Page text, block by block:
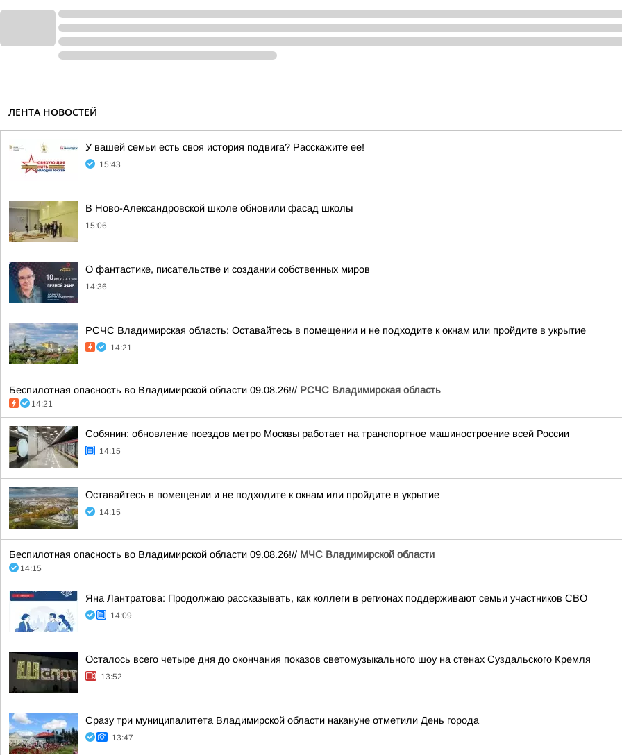
ЛЕНТА НОВОСТЕЙ
У вашей семьи есть своя история подвига? Расскажите ее!
15:43
В Ново-Александровской школе обновили фасад школы
15:06
О фантастике, писательстве и создании собственных миров
14:36
РСЧС Владимирская область: Оставайтесь в помещении и не подходите к окнам или пройдите в укрытие
14:21
Беспилотная опасность во Владимирской области 09.08.26!// РСЧС Владимирская область
14:21
Собянин: обновление поездов метро Москвы работает на транспортное машиностроение всей России
14:15
Оставайтесь в помещении и не подходите к окнам или пройдите в укрытие
14:15
Беспилотная опасность во Владимирской области 09.08.26!// МЧС Владимирской области
14:15
Яна Лантратова: Продолжаю рассказывать, как коллеги в регионах поддерживают семьи участников СВО
14:09
Осталось всего четыре дня до окончания показов светомузыкального шоу на стенах Суздальского Кремля
13:52
Сразу три муниципалитета Владимирской области накануне отметили День города
13:47